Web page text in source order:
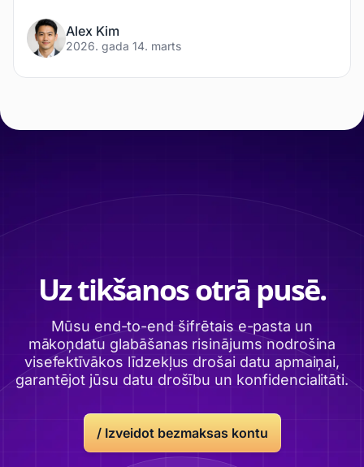
Alex Kim
2026. gada 14. marts
Uz tikšanos otrā pusē.
Mūsu end-to-end šifrētais e-pasta un
mākoņdatu glabāšanas risinājums nodrošina
visefektīvākos līdzekļus drošai datu apmaiņai,
garantējot jūsu datu drošību un konfidencialitāti.
/ Izveidot bezmaksas kontu